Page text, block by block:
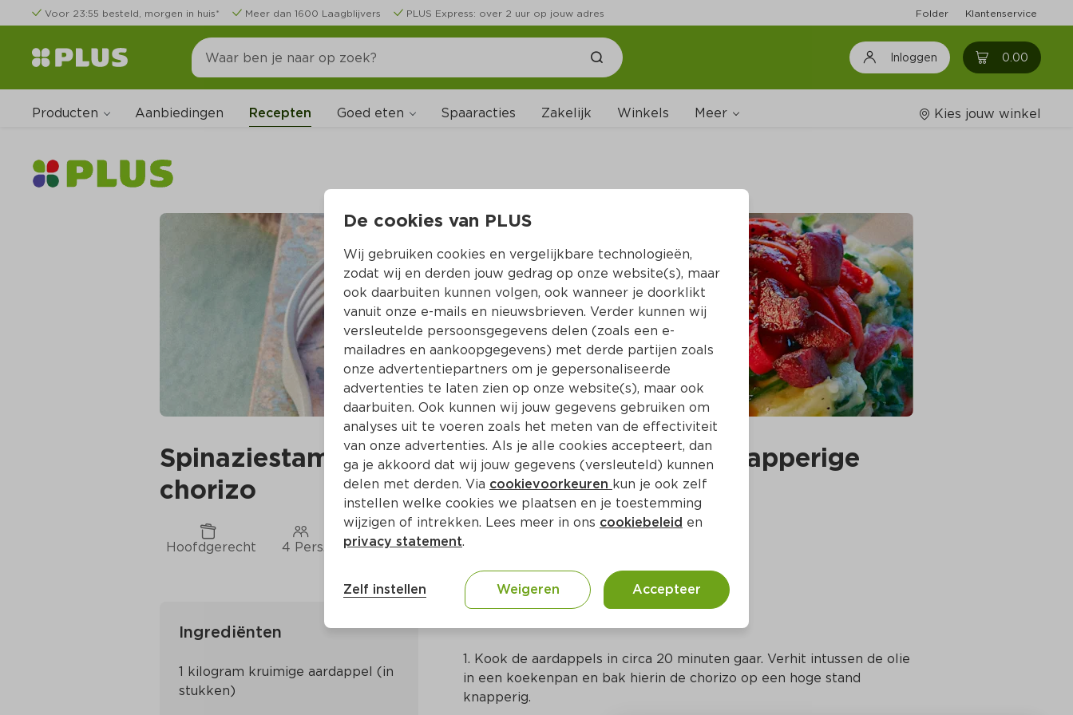
Voor 23:55 besteld, morgen in huis* Meer dan 1600 Laagblijvers PLUS Express: over 2 uur op jouw adres Folder Klantenservice
Inloggen 0.00 0
Producten Aanbiedingen Recepten Goed eten Spaaracties Zakelijk Winkels Meer
Wijnshop
Boodschappenlijstjes
Kies jouw winkel
Spinaziestamppot met gegrilde paprika en knapperige
chorizo
Hoofdgerecht 4 Pers. Ca. 25 Min Europees
Ingrediënten
1 kilogram kruimige aardappel (in
Bereidingswijze
1. Kook de aardappels in circa 20 minuten gaar. Verhit intussen de olie
in een koekenpan en bak hierin de chorizo op een hoge stand
knapperig.
De cookies van PLUS
Wij gebruiken cookies en vergelijkbare technologieën,
zodat wij en derden jouw gedrag op onze website(s), maar
ook daarbuiten kunnen volgen, ook wanneer je doorklikt
vanuit onze e-mails en nieuwsbrieven. Verder kunnen wij
versleutelde persoonsgegevens delen (zoals een e-
mailadres en aankoopgegevens) met derde partijen zoals
onze advertentiepartners om je gepersonaliseerde
advertenties te laten zien op onze website(s), maar ook
daarbuiten. Ook kunnen wij jouw gegevens gebruiken om
analyses uit te voeren zoals het meten van de effectiviteit
van onze advertenties. Als je alle cookies accepteert, dan
ga je akkoord dat wij jouw gegevens (versleuteld) kunnen
delen met derden. Via cookievoorkeuren kun je ook zelf
instellen welke cookies we plaatsen en je toestemming
wijzigen of intrekken. Lees meer in ons cookiebeleid en
privacy statement.
Zelf instellen Weigeren Accepteer